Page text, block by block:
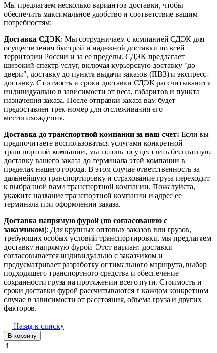
Мы предлагаем несколько вариантов доставки, чтобы
обеспечить максимальное удобство и соответствие вашим
потребностям:
Доставка СДЭК: Мы сотрудничаем с компанией СДЭК для
осуществления быстрой и надежной доставки по всей
территории России и за ее пределы. СДЭК предлагает
широкий спектр услуг, включая курьерскую доставку "до
двери", доставку до пункта выдачи заказов (ПВЗ) и экспресс-
доставку. Стоимость и сроки доставки СДЭК рассчитываются
индивидуально в зависимости от веса, габаритов и пункта
назначения заказа. После отправки заказа вам будет
предоставлен трек-номер для отслеживания его
местонахождения.
Доставка до транспортной компании за наш счет: Если вы
предпочитаете воспользоваться услугами конкретной
транспортной компании, мы готовы осуществить бесплатную
доставку вашего заказа до терминала этой компании в
пределах нашего города. В этом случае ответственность за
дальнейшую транспортировку и страхование груза переходит
к выбранной вами транспортной компании. Пожалуйста,
укажите название транспортной компании и адрес ее
терминала при оформлении заказа.
Доставка напрямую фурой (по согласованию с
заказчиком): Для крупных оптовых заказов или грузов,
требующих особых условий транспортировки, мы предлагаем
доставку напрямую фурой. Этот вариант доставки
согласовывается индивидуально с заказчиком и
предусматривает разработку оптимального маршрута, выбор
подходящего транспортного средства и обеспечение
сохранности груза на протяжении всего пути. Стоимость и
сроки доставки фурой рассчитываются в каждом конкретном
случае в зависимости от расстояния, объема груза и других
факторов.
Назад к списку
В корзину